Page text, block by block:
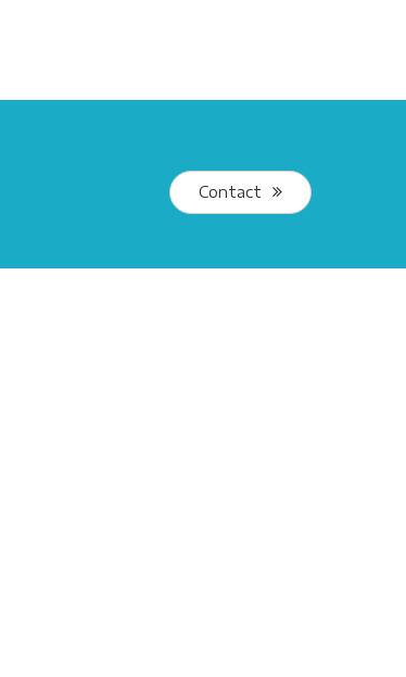
Contact